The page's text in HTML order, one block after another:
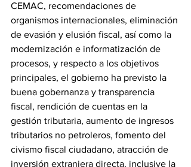
CEMAC, recomendaciones de
organismos internacionales, eliminación
de evasión y elusión fiscal, así como la
modernización e informatización de
procesos, y respecto a los objetivos
principales, el gobierno ha previsto la
buena gobernanza y transparencia
fiscal, rendición de cuentas en la
gestión tributaria, aumento de ingresos
tributarios no petroleros, fomento del
civismo fiscal ciudadano, atracción de
inversión extranjera directa, inclusive la